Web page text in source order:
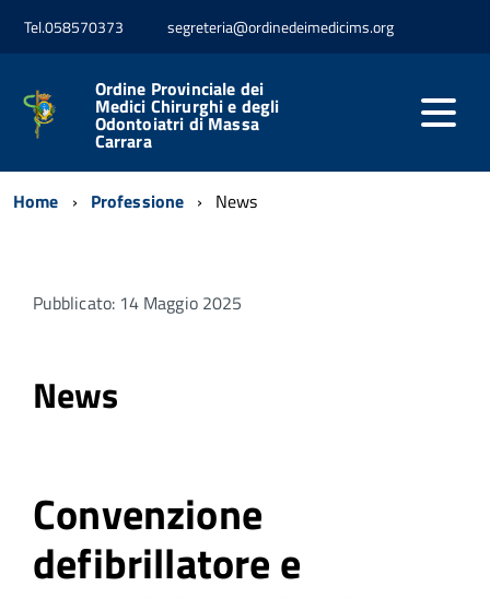
Tel.058570373 segreteria@ordinedeimedicims.org
Ordine Provinciale dei
Medici Chirurghi e degli
Odontoiatri di Massa
Carrara
Home Professione News
Pubblicato: 14 Maggio 2025
News
Convenzione
defibrillatore e